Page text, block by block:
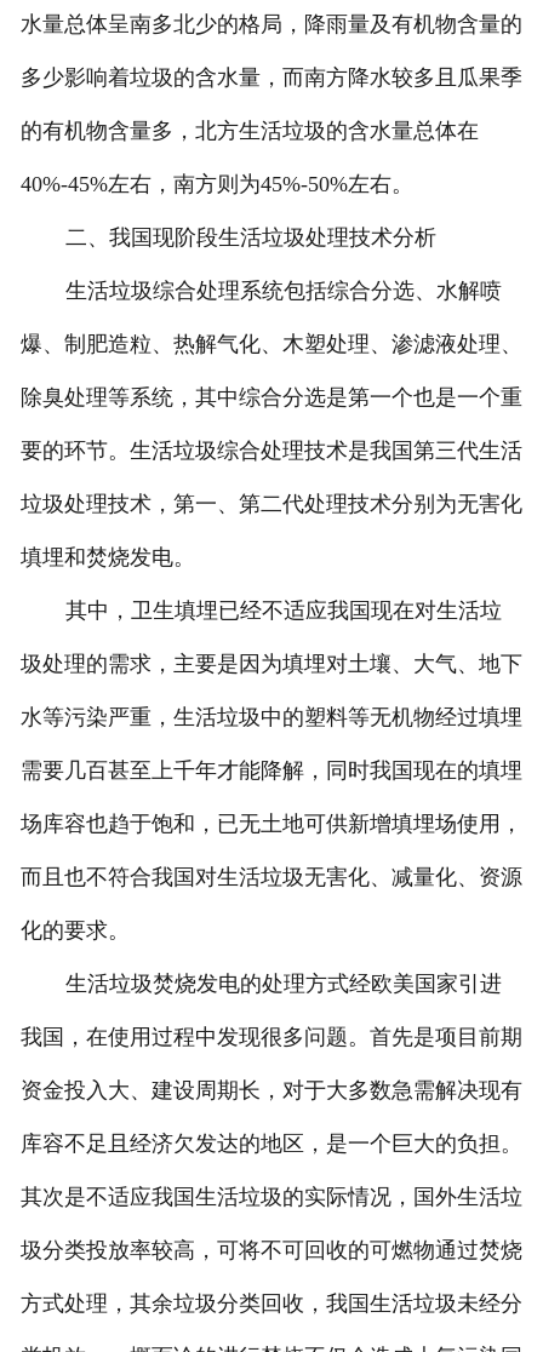
水量总体呈南多北少的格局，降雨量及有机物含量的
多少影响着垃圾的含水量，而南方降水较多且瓜果季
的有机物含量多，北方生活垃圾的含水量总体在
40%-45%左右，南方则为45%-50%左右。
二、我国现阶段生活垃圾处理技术分析
生活垃圾综合处理系统包括综合分选、水解喷
爆、制肥造粒、热解气化、木塑处理、渗滤液处理、
除臭处理等系统，其中综合分选是第一个也是一个重
要的环节。生活垃圾综合处理技术是我国第三代生活
垃圾处理技术，第一、第二代处理技术分别为无害化
填埋和焚烧发电。
其中，卫生填埋已经不适应我国现在对生活垃
圾处理的需求，主要是因为填埋对土壤、大气、地下
水等污染严重，生活垃圾中的塑料等无机物经过填埋
需要几百甚至上千年才能降解，同时我国现在的填埋
场库容也趋于饱和，已无土地可供新增填埋场使用，
而且也不符合我国对生活垃圾无害化、减量化、资源
化的要求。
生活垃圾焚烧发电的处理方式经欧美国家引进
我国，在使用过程中发现很多问题。首先是项目前期
资金投入大、建设周期长，对于大多数急需解决现有
库容不足且经济欠发达的地区，是一个巨大的负担。
其次是不适应我国生活垃圾的实际情况，国外生活垃
圾分类投放率较高，可将不可回收的可燃物通过焚烧
方式处理，其余垃圾分类回收，我国生活垃圾未经分